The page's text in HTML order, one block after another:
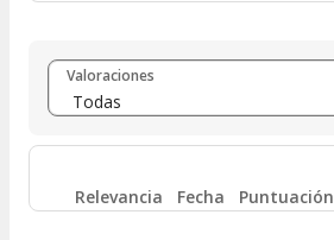
Entre 8 y 10 (43)
Entre 6 y 8 (1)
Entre 4 y 6 0
Valoraciones
Relevancia Fecha Puntuación